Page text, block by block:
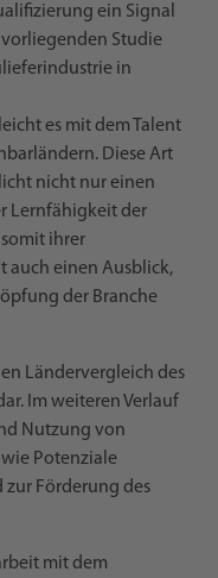
ein Signal
vorliegenden Studie
in
es mit dem Talent
Diese Art
nicht nur einen
Lernfähigkeit der
ihrer
auch einen Ausblick,
der Branche
Ländervergleich des
Im weiteren Verlauf
Nutzung von
Potenziale
zur Förderung des
mit dem